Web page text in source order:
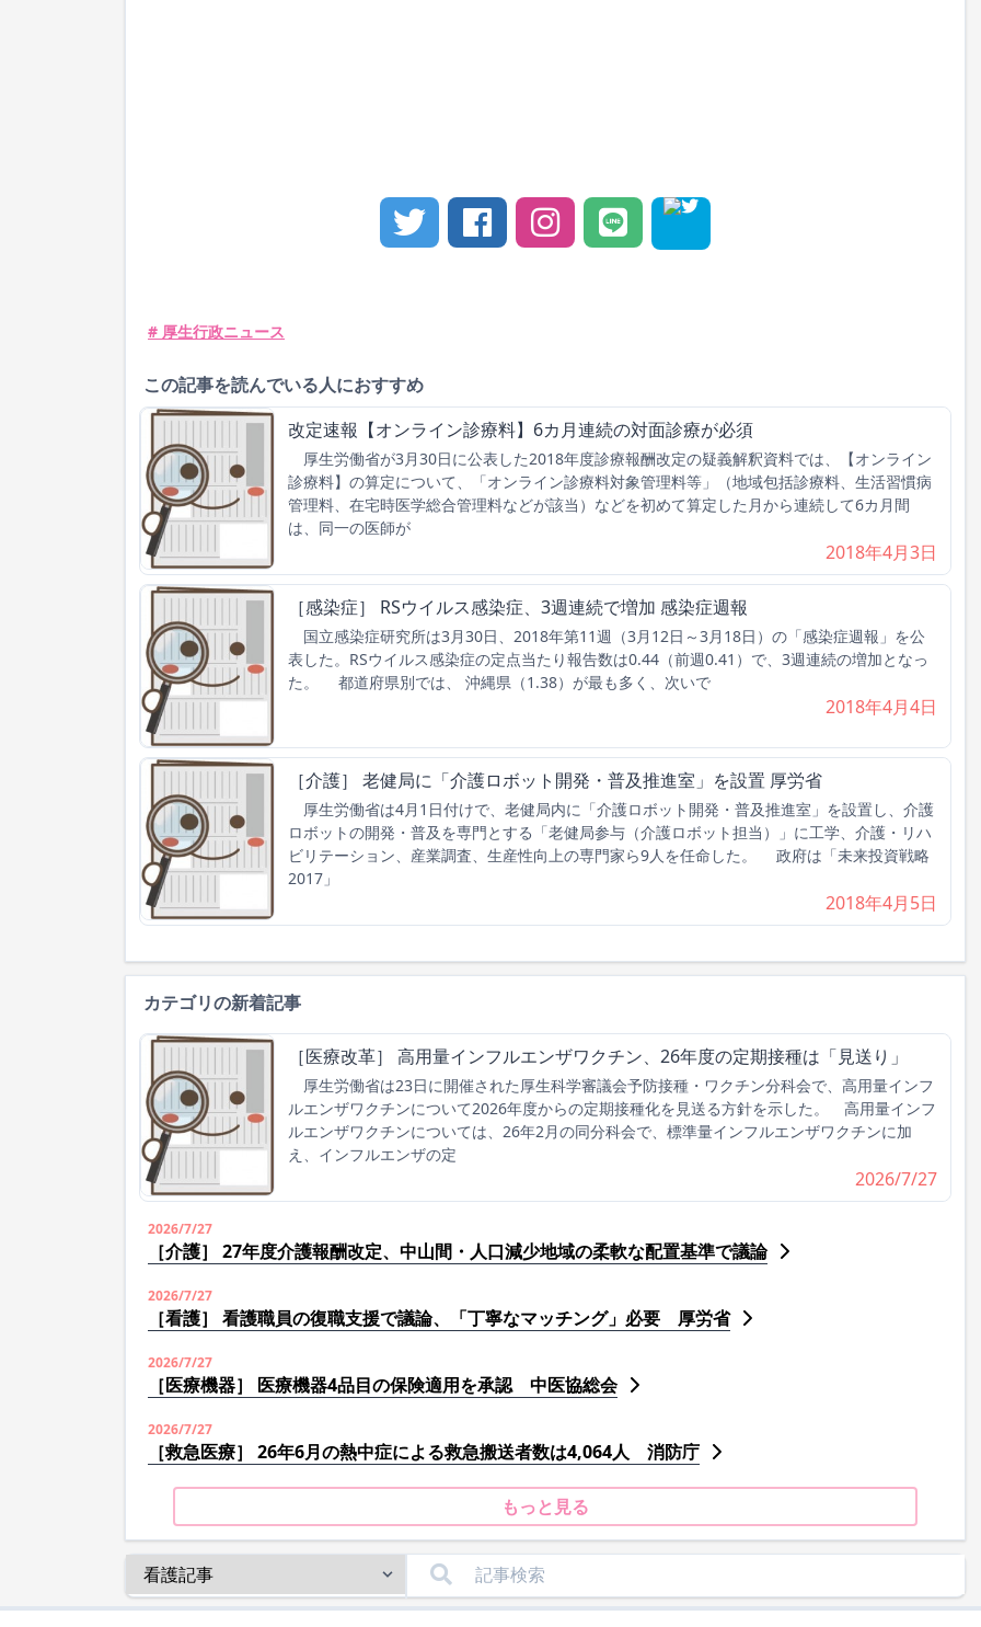
# 厚生行政ニュース
この記事を読んでいる人におすすめ
改定速報【オンライン診療料】6カ月連続の対面診療が必須
厚生労働省が3月30日に公表した2018年度診療報酬改定の疑義解釈資料では、【オンライン
診療料】の算定について、「オンライン診療料対象管理料等」（地域包括診療料、生活習慣病
管理料、在宅時医学総合管理料などが該当）などを初めて算定した月から連続して6カ月間
は、同一の医師が
2018年4月3日
［感染症］ RSウイルス感染症、3週連続で増加 感染症週報
国立感染症研究所は3月30日、2018年第11週（3月12日～3月18日）の「感染症週報」を公
表した。RSウイルス感染症の定点当たり報告数は0.44（前週0.41）で、3週連続の増加となっ
た。 都道府県別では、 沖縄県（1.38）が最も多く、次いで
2018年4月4日
［介護］ 老健局に「介護ロボット開発・普及推進室」を設置 厚労省
厚生労働省は4月1日付けで、老健局内に「介護ロボット開発・普及推進室」を設置し、介護
ロボットの開発・普及を専門とする「老健局参与（介護ロボット担当）」に工学、介護・リハ
ビリテーション、産業調査、生産性向上の専門家ら9人を任命した。 政府は「未来投資戦略
2017」
2018年4月5日
カテゴリの新着記事
［医療改革］ 高用量インフルエンザワクチン、26年度の定期接種は「見送り」
厚生労働省は23日に開催された厚生科学審議会予防接種・ワクチン分科会で、高用量インフ
ルエンザワクチンについて2026年度からの定期接種化を見送る方針を示した。 高用量インフ
ルエンザワクチンについては、26年2月の同分科会で、標準量インフルエンザワクチンに加
え、インフルエンザの定
2026/7/27
2026/7/27
［介護］ 27年度介護報酬改定、中山間・人口減少地域の柔軟な配置基準で議論
2026/7/27
［看護］ 看護職員の復職支援で議論、「丁寧なマッチング」必要 厚労省
2026/7/27
［医療機器］ 医療機器4品目の保険適用を承認 中医協総会
2026/7/27
［救急医療］ 26年6月の熱中症による救急搬送者数は4,064人 消防庁
もっと見る